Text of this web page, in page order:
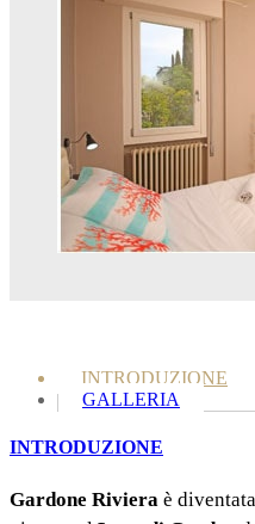
INTRODUZIONE
GALLERIA
INTRODUZIONE
Gardone Riviera è